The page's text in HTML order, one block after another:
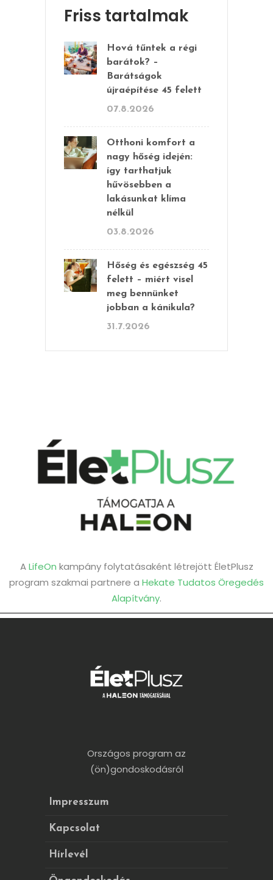
Friss tartalmak
Hová tűntek a régi
barátok? –
Barátságok
újraépítése 45 felett
07.8.2026
Otthoni komfort a
nagy hőség idején:
így tarthatjuk
hűvösebben a
lakásunkat klíma
nélkül
03.8.2026
Hőség és egészség 45
felett – miért visel
meg bennünket
jobban a kánikula?
31.7.2026
ALifeOn kampány folytatásaként létrejött ÉletPlusz
program szakmai partnere a Hekate Tudatos Öregedés
Alapítvány.
Országos program az
(ön)gondoskodásról
Impresszum
Kapcsolat
Hírlevél